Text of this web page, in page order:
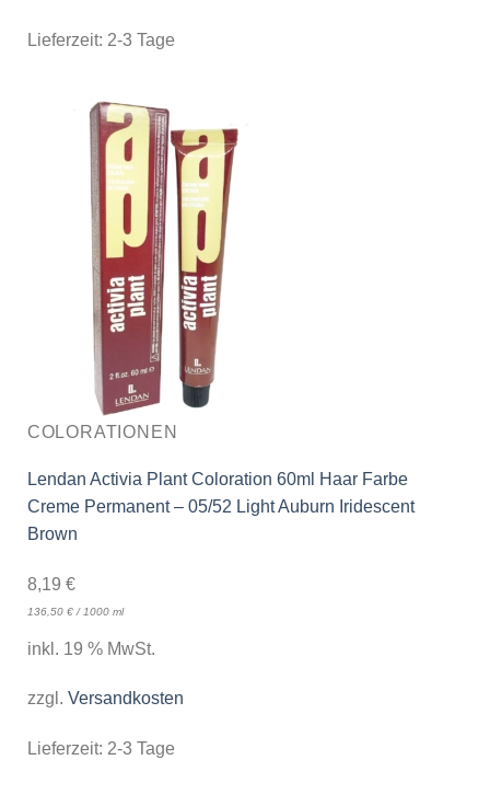
Lieferzeit: 2-3 Tage
COLORATIONEN
Lendan Activia Plant Coloration 60ml Haar Farbe
Creme Permanent – 05/52 Light Auburn Iridescent
Brown
8,19 €
136,50 €/ 1000 ml
inkl. 19 % MwSt.
zzgl. Versandkosten
Lieferzeit: 2-3 Tage